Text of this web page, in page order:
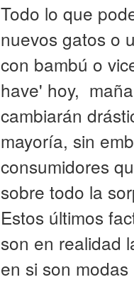
Todo lo que
nuevos gatos o
con bambú o
have' hoy,
cambiarán
mayoría, sin
consumidores
sobre todo la
Estos últimos
son en realidad
en si son